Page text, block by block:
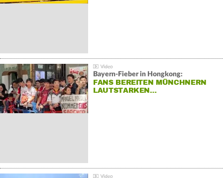
Bayern-Fieber in Hongkong:
FANS BEREITEN MÜNCHNERN
LAUTSTARKEN…